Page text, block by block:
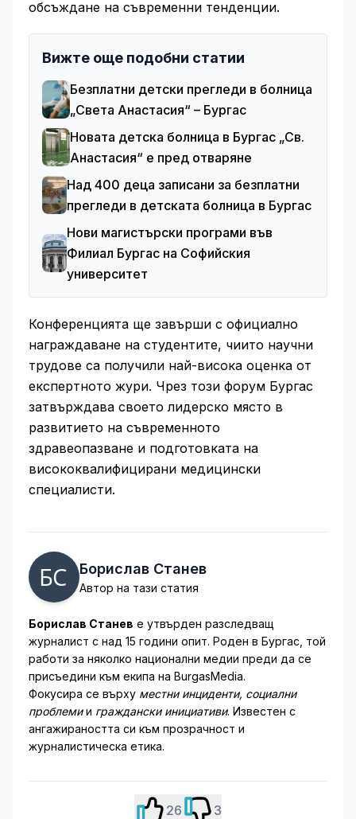
обсъждане на съвременни тенденции.
Вижте още подобни статии
Безплатни детски прегледи в болница
„Света Анастасия“ – Бургас
Новата детска болница в Бургас „Св.
Анастасия“ е пред отваряне
Над 400 деца записани за безплатни
прегледи в детската болница в Бургас
Нови магистърски програми във
Филиал Бургас на Софийския
университет
Конференцията ще завърши с официално
награждаване на студентите, чиито научни
трудове са получили най-висока оценка от
експертното жури. Чрез този форум Бургас
затвърждава своето лидерско място в
развитието на съвременното
здравеопазване и подготовката на
висококвалифицирани медицински
специалисти.
Борислав Станев
Автор на тази статия
Борислав Станев е утвърден разследващ
журналист с над 15 години опит. Роден в Бургас, той
работи за няколко национални медии преди да се
присъедини към екипа на BurgasMedia.
Фокусира се върху местни инциденти, социални
проблемии граждански инициативи. Известен с
ангажираността си към прозрачност и
журналистическа етика.
26 3